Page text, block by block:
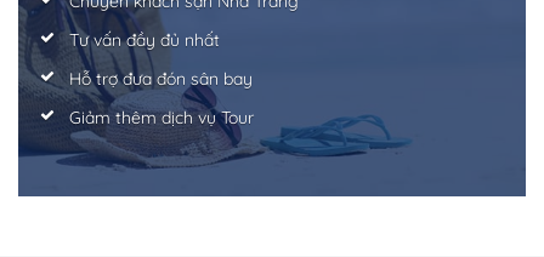
Tư vấn đầy đủ nhất
Hỗ trợ đưa đón sân bay
Giảm thêm dịch vụ Tour